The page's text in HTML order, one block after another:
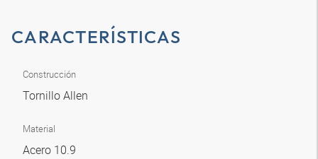
CARACTERÍSTICAS
Construcción
Tornillo Allen
Material
Acero 10.9